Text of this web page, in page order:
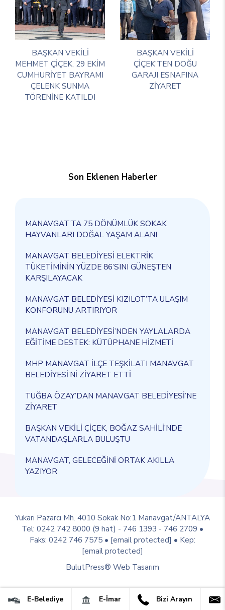
BAŞKAN VEKİLİ
MEHMET ÇİÇEK, 29 EKİM
CUMHURİYET BAYRAMI
ÇELENK SUNMA
TÖRENİNE KATILDI
BAŞKAN VEKİLİ
ÇİÇEK’TEN DOĞU
GARAJI ESNAFINA
ZİYARET
Son Eklenen Haberler
MANAVGAT’TA 75 DÖNÜMLÜK SOKAK
HAYVANLARI DOĞAL YAŞAM ALANI
MANAVGAT BELEDİYESİ ELEKTRİK
TÜKETİMİNİN YÜZDE 86’SINI GÜNEŞTEN
KARŞILAYACAK
MANAVGAT BELEDİYESİ KIZILOT’TA ULAŞIM
KONFORUNU ARTIRIYOR
MANAVGAT BELEDİYESİ’NDEN YAYLALARDA
EĞİTİME DESTEK: KÜTÜPHANE HİZMETİ
MHP MANAVGAT İLÇE TEŞKİLATI MANAVGAT
BELEDİYESİ’Nİ ZİYARET ETTİ
TUĞBA ÖZAY’DAN MANAVGAT BELEDİYESİ’NE
ZİYARET
BAŞKAN VEKİLİ ÇİÇEK, BOĞAZ SAHİLİ’NDE
VATANDAŞLARLA BULUŞTU
MANAVGAT, GELECEĞİNİ ORTAK AKILLA
YAZIYOR
Yukarı Pazarcı Mh. 4010 Sokak No:1 Manavgat/ANTALYA
Tel: 0242 742 8000 (9 hat) - 746 1393 - 746 2709 •
Faks: 0242 746 7575 • [email protected] • Kep:
[email protected]
E-Belediye E-İmar Bizi Arayın
BulutPress® Web Tasarım